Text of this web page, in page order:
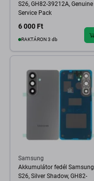
S26, GH82-39212A, Genuine
Service Pack
6 000 Ft
RAKTÁRON 3 db
Samsung
Akkumulátor fedél Samsung
S26, Silver Shadow, GH82-